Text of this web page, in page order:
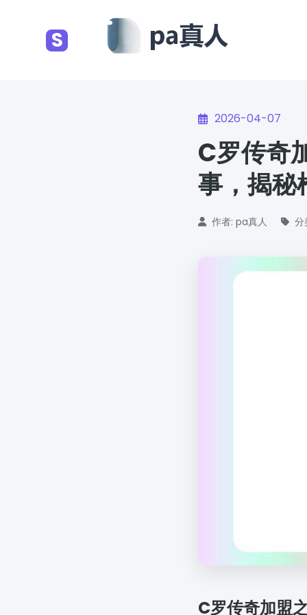
S
2026-04-07
C罗传奇
事，揭秘
作者: pa真人 分
C罗传奇加盟